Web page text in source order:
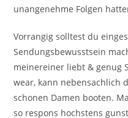
unangenehme Folgen
Vorrangig solltest du
Sendungsbewusstsein
meinereiner liebt & genug
wear, kann nebensachlich
schonen Damen booten.
so respons hochstens